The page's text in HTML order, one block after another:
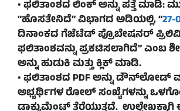
• ಫಲಿತಾಂಶದ ಲಿಂಕ್ ಅನ್ನು ಪತ್ತೆ ಮಾಡಿ:
“ಹೊಸತೇನಿದೆ” ವಿಭಾಗದ ಅಡಿಯಲ್ಲಿ, “27-
ದಿನಾಂಕದ ಗೆಜೆಟೆಡ್ ಪ್ರೊಬೇಷನರ್
ಫಲಿತಾಂಶವನ್ನು ಪ್ರಕಟಿಸಲಾಗಿದೆ” ಎಂಬ
ಅನ್ನು ಹುಡುಕಿ ಮತ್ತು ಕ್ಲಿಕ್ ಮಾಡಿ.
• ಫಲಿತಾಂಶದ PDF ಅನ್ನು ಡೌನ್‌ಲೋಡ್
ಅಭ್ಯರ್ಥಿಗಳ ರೋಲ್ ಸಂಖ್ಯೆಗಳನ್ನು